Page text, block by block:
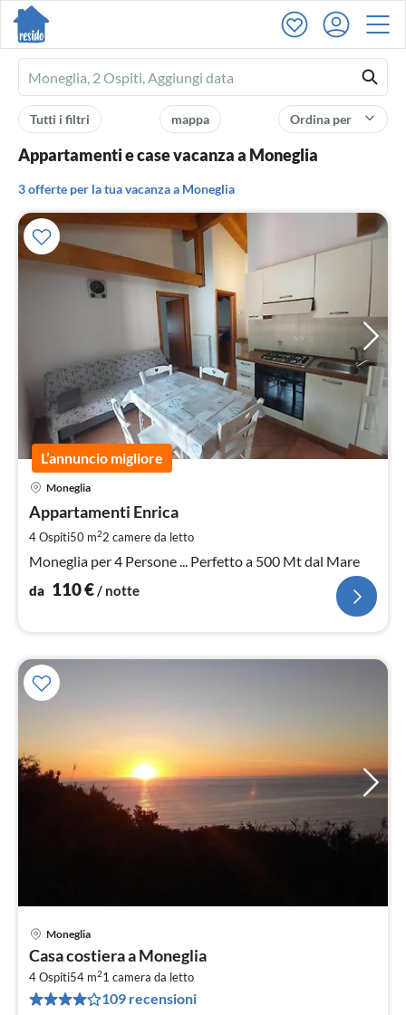
Ferienhausmiete
logo
Ordina per
mappa
Tutti i filtri
Appartamenti e case vacanza a Moneglia
3 offerte per la tua vacanza a Moneglia
L’annuncio migliore
Moneglia
Appartamenti Enrica
4 Ospiti50 m22 camere da letto
Moneglia per 4 Persone ... Perfetto a 500 Mt dal Mare
da 110€/ notte
Moneglia
Casa costiera a Moneglia
4 Ospiti54 m21 camera da letto
109 recensioni